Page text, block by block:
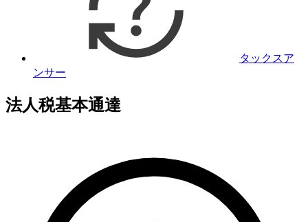
タックスア
ンサー
法人税基本通達